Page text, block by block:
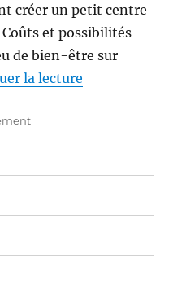
créer un petit centre
et possibilités
de bien-être sur
la lecture